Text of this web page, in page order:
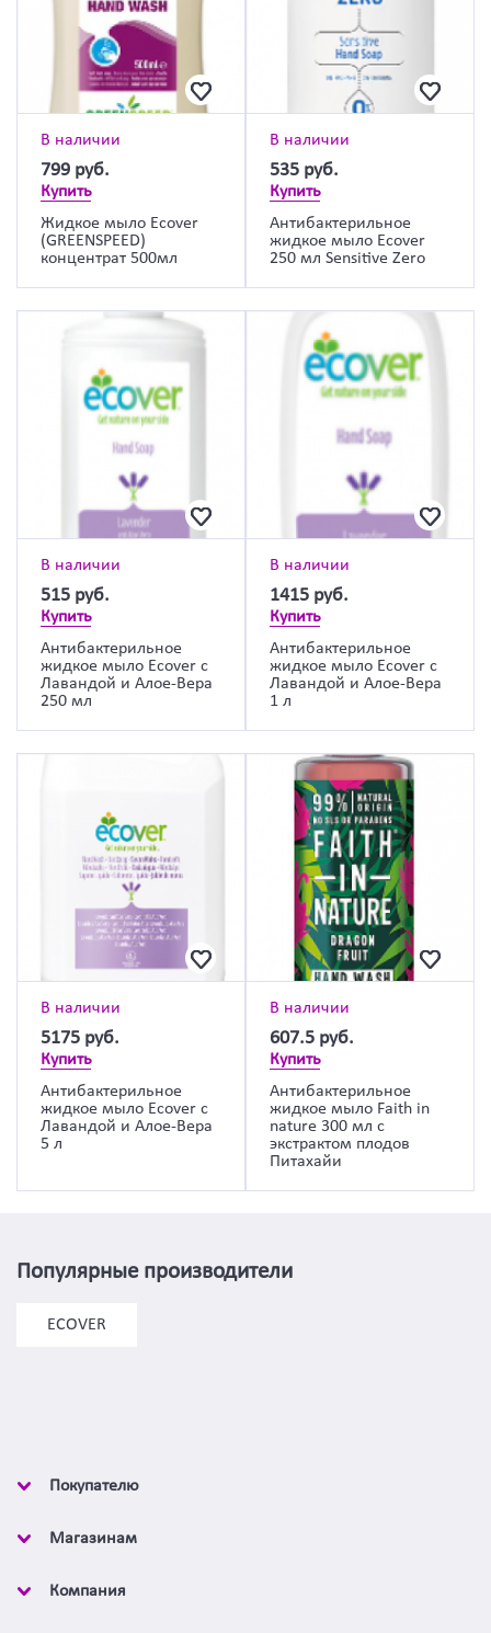
В наличии
799 руб.
Купить
Жидкое мыло Ecover
(GREENSPEED)
концентрат 500мл
В наличии
535 руб.
Купить
Антибактерильное
жидкое мыло Ecover
250 мл Sensitive Zero
В наличии
515 руб.
Купить
Антибактерильное
жидкое мыло Ecover с
Лавандой и Алое-Вера
250 мл
В наличии
1415 руб.
Купить
Антибактерильное
жидкое мыло Ecover с
Лавандой и Алое-Вера
1 л
В наличии
5175 руб.
Купить
Антибактерильное
жидкое мыло Ecover с
Лавандой и Алое-Вера
5 л
В наличии
607.5 руб.
Купить
Антибактерильное
жидкое мыло Faith in
nature 300 мл с
экстрактом плодов
Питахайи
Популярные производители
ECOVER
Покупателю
Магазинам
Компания